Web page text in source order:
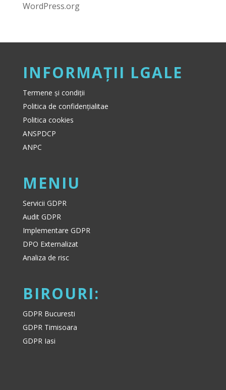
WordPress.org
INFORMAȚII LGALE
Termene și condiții
Politica de confidențialitae
Politica cookies
ANSPDCP
ANPC
MENIU
Servicii GDPR
Audit GDPR
Implementare GDPR
DPO Externalizat
Analiza de risc
BIROURI:
GDPR Bucuresti
GDPR Timisoara
GDPR Iasi